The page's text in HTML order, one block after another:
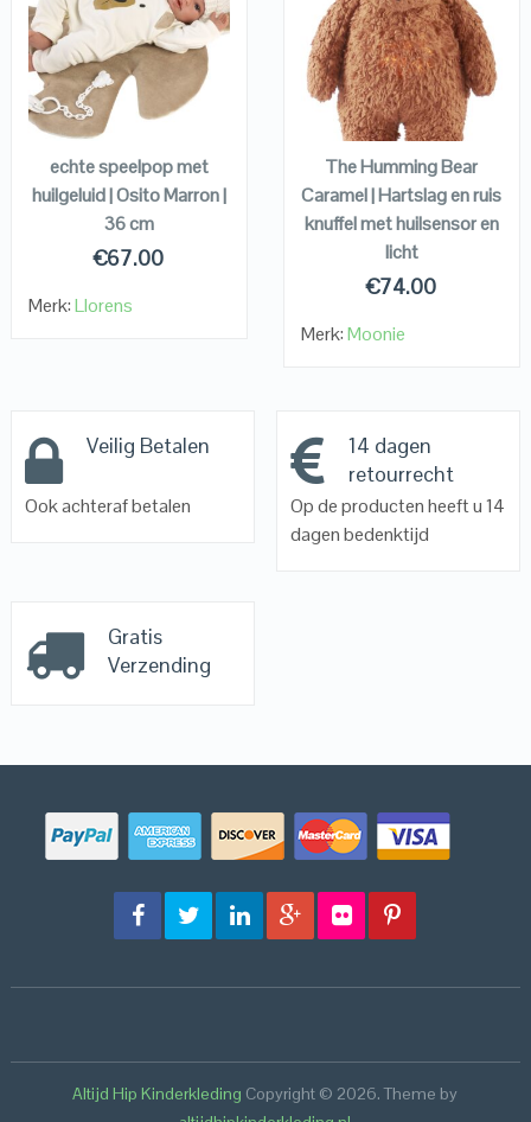
QUICK LOOK
VIEW DETAILS
KOPEN
echte speelpop met
huilgeluid | Osito Marron |
36 cm
€67.00
Merk:Llorens
QUICK LOOK
VIEW DETAILS
KOPEN
The Humming Bear
Caramel | Hartslag en ruis
knuffel met huilsensor en
licht
€74.00
Merk:Moonie
Veilig Betalen
Ook achteraf betalen
14 dagen
retourrecht
Op de producten heeft u 14
dagen bedenktijd
Gratis
Verzending
Altijd Hip Kinderkleding Copyright © 2026.Theme by